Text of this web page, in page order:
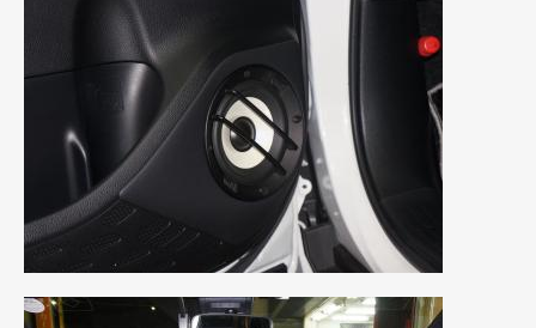
2020年11月
2020年10月 (1)
2020年9月 (3)
2020年8月 (4)
2020年7月
2020年6月 (2)